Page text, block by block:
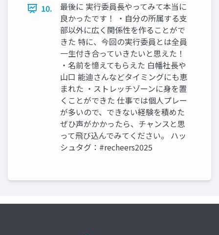
10.
最後に 実行委員長やってみて本当に
良かったです！ ・自分の所属する支
部以外に広く関係性を作ることがで
きた 特に、今回の実行委員とは全員
一生付き合っていきたいと思えた！
・名前を憶えてもらえた 白幡社長や
山口 能迪さんなどタイミングにも恵
まれた ・ストレッチゾーンに身を置
くことができた 仕事では個人プレー
が多いので、できない経験を積めた
ぜひ声がかかったら、チャンスと思
って飛び込んでみてください。 ハッ
シュタグ：#recheers2025